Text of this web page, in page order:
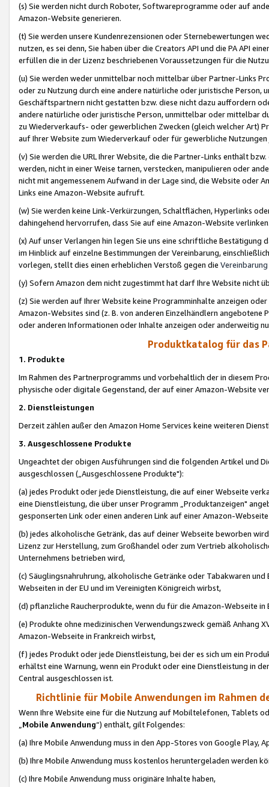
(s) Sie werden nicht durch Roboter, Softwareprogramme oder auf
Amazon-Website generieren.
(t) Sie werden unsere Kundenrezensionen oder Sternebewertungen
nutzen, es sei denn, Sie haben über die Creators API und die PA API
erfüllen die in der Lizenz beschriebenen Voraussetzungen für die
(u) Sie werden weder unmittelbar noch mittelbar über Partner-Links
oder zu Nutzung durch eine andere natürliche oder juristische
Geschäftspartnern nicht gestatten bzw. diese nicht dazu auffordern
andere natürliche oder juristische Person, unmittelbar oder mittelbar
zu Wiederverkaufs- oder gewerblichen Zwecken (gleich welcher Art)
auf Ihrer Website zum Wiederverkauf oder für gewerbliche
(v) Sie werden die URL Ihrer Website, die die Partner-Links enthält
werden, nicht in einer Weise tarnen, verstecken, manipulieren oder
nicht mit angemessenem Aufwand in der Lage sind, die Website oder
Links eine Amazon-Website aufruft.
(w) Sie werden keine Link-Verkürzungen, Schaltflächen, Hyperlinks
dahingehend hervorrufen, dass Sie auf eine Amazon-Website
(x) Auf unser Verlangen hin legen Sie uns eine schriftliche
im Hinblick auf einzelne Bestimmungen der Vereinbarung,
vorlegen, stellt dies einen erheblichen Verstoß gegen die Vereinbarung
(y) Sofern Amazon dem nicht zugestimmt hat darf Ihre Website nicht
(z) Sie werden auf Ihrer Website keine Programminhalte anzeigen
Amazon-Websites sind (z. B. von anderen Einzelhändlern
oder anderen Informationen oder Inhalte anzeigen oder anderweitig
Produktkatalog für das
1. Produkte
Im Rahmen des Partnerprogramms und vorbehaltlich der in diesem
physische oder digitale Gegenstand, der auf einer Amazon-Website
2. Dienstleistungen
Derzeit zählen außer den Amazon Home Services keine weiteren
3. Ausgeschlossene Produkte
Ungeachtet der obigen Ausführungen sind die folgenden Artikel und
ausgeschlossen („Ausgeschlossene Produkte"):
(a) jedes Produkt oder jede Dienstleistung, die auf einer Webseite
eine Dienstleistung, die über unser Programm „Produktanzeigen"
gesponserten Link oder einen anderen Link auf einer Amazon-
(b) jedes alkoholische Getränk, das auf deiner Webseite beworben
Lizenz zur Herstellung, zum Großhandel oder zum Vertrieb
Unternehmens betrieben wird,
(c) Säuglingsnahruhrung, alkoholische Getränke oder Tabakwaren
Webseiten in der EU und im Vereinigten Königreich wirbst,
(d) pflanzliche Raucherprodukte, wenn du für die Amazon-Webseite in
(e) Produkte ohne medizinischen Verwendungszweck gemäß Anhang
Amazon-Webseite in Frankreich wirbst,
(f) jedes Produkt oder jede Dienstleistung, bei der es sich um ein
erhältst eine Warnung, wenn ein Produkt oder eine Dienstleistung in
Central ausgeschlossen ist.
Richtlinie für Mobile Anwendungen im Rahmen
Wenn Ihre Website eine für die Nutzung auf Mobiltelefonen, Tablets
„Mobile Anwendung“) enthält, gilt Folgendes:
(a) Ihre Mobile Anwendung muss in den App-Stores von Google Play,
(b) Ihre Mobile Anwendung muss kostenlos heruntergeladen werden
(c) Ihre Mobile Anwendung muss originäre Inhalte haben,